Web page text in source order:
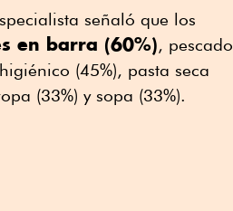
señaló que los
en barra (60%), pescado
(45%), pasta seca
(33%) y sopa (33%).